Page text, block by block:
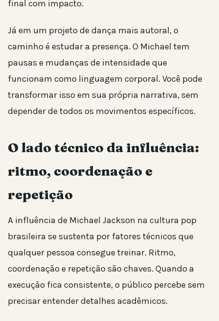
final com impacto.
Já em um projeto de dança mais autoral, o
caminho é estudar a presença. O Michael tem
pausas e mudanças de intensidade que
funcionam como linguagem corporal. Você pode
transformar isso em sua própria narrativa, sem
depender de todos os movimentos específicos.
O lado técnico da influência:
ritmo, coordenação e
repetição
A influência de Michael Jackson na cultura pop
brasileira se sustenta por fatores técnicos que
qualquer pessoa consegue treinar. Ritmo,
coordenação e repetição são chaves. Quando a
execução fica consistente, o público percebe sem
precisar entender detalhes acadêmicos.